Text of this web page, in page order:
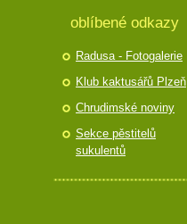
oblíbené odkazy
Radusa - Fotogalerie
Klub kaktusářů Plzeň
Chrudimské noviny
Sekce pěstitelů
sukulentů